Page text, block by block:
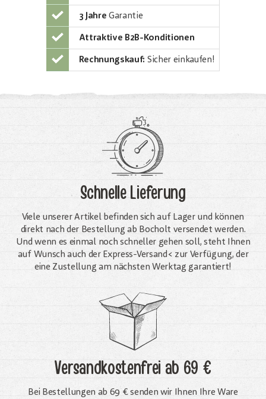
3 Jahre Garantie
Attraktive B2B-Konditionen
Rechnungskauf: Sicher einkaufen!
Schnelle Lieferung
Viele unserer Artikel befinden sich auf Lager und können
direkt nach der Bestellung ab Bocholt versendet werden.
Und wenn es einmal noch schneller gehen soll, steht Ihnen
auf Wunsch auch der Express-Versand< zur Verfügung, der
eine Zustellung am nächsten Werktag garantiert!
Versandkostenfreiab 69 €
Bei Bestellungen ab 69 € senden wir Ihnen Ihre Ware